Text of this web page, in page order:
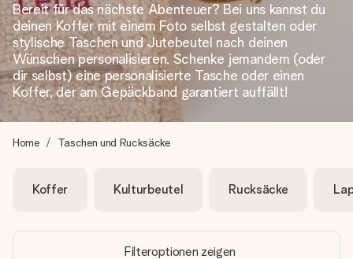
4,8 (basierend auf +15.000 Bewertungen)
Unsere Geschenke begeistern. Kunden bewerten uns mit
4,8 bei Google Reviews (Gesamtergebnis aller Länder, in
die wir versenden).
Erstelle etwas Einzigartiges in wenigen Schritten – mit
Bereit für das nächste Abenteuer? Bei uns kannst du
deinen Koffer mit einem Foto selbst gestalten oder
stylische Taschen und Jutebeutel nach deinen
Wünschen personalisieren. Schenke jemandem (oder
dir selbst) eine personalisierte Tasche oder einen
Koffer, der am Gepäckband garantiert auffällt!
Home Taschen und Rucksäcke
Koffer Kulturbeutel Rucksäcke
Filteroptionen zeigen